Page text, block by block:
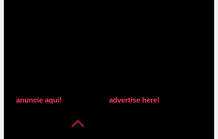
anuncie aqui! advertise here!